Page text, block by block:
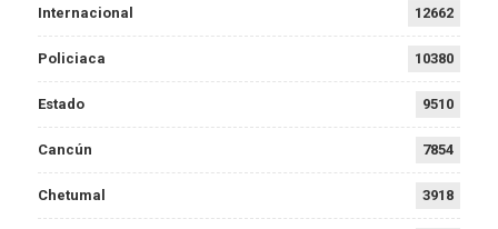
Internacional 12662
Policiaca 10380
Estado 9510
Cancún 7854
Chetumal 3918